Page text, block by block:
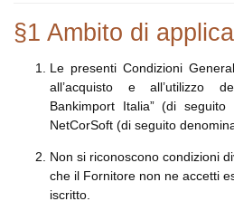
§1 Ambito di
Le presenti Condizioni
all’acquisto e all’utilizzo
Bankimport Italia” (di seguito
NetCorSoft (di seguito
Non si riconoscono condizioni
che il Fornitore non ne accetti
iscritto.